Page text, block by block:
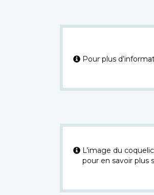
Pour plus
L’image du
pour en savoir plus